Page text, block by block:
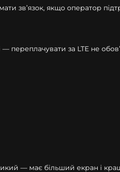
зв’язок, якщо оператор
переплачувати за LTE не
— має більший екран і